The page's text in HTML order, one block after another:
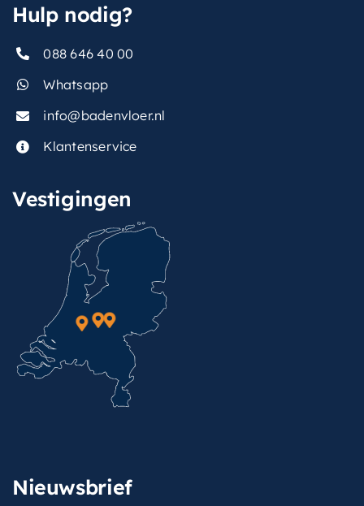
Hulp nodig?
088 646 40 00
Whatsapp
info@badenvloer.nl
Klantenservice
Vestigingen
Nieuwsbrief